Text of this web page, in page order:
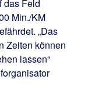
das Feld
Min./KM
„Das
Zeiten können
lassen“